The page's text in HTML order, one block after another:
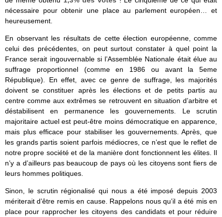
nécessaire pour obtenir une place au parlement européen… et
heureusement.
En observant les résultats de cette élection européenne, comme
celui des précédentes, on peut surtout constater à quel point la
France serait ingouvernable si l’Assemblée Nationale était élue au
suffrage proportionnel (comme en 1986 ou avant la 5eme
République). En effet, avec ce genre de suffrage, les majorités
doivent se constituer après les élections et de petits partis au
centre comme aux extrêmes se retrouvent en situation d’arbitre et
déstabilisent en permanence les gouvernements. Le scrutin
majoritaire actuel est peut-être moins démocratique en apparence,
mais plus efficace pour stabiliser les gouvernements. Après, que
les grands partis soient parfois médiocres, ce n’est que le reflet de
notre propre société et de la manière dont fonctionnent les élites. Il
n’y a d’ailleurs pas beaucoup de pays où les citoyens sont fiers de
leurs hommes politiques.
Sinon, le scrutin régionalisé qui nous a été imposé depuis 2003
mériterait d’être remis en cause. Rappelons nous qu’il a été mis en
place pour rapprocher les citoyens des candidats et pour réduire